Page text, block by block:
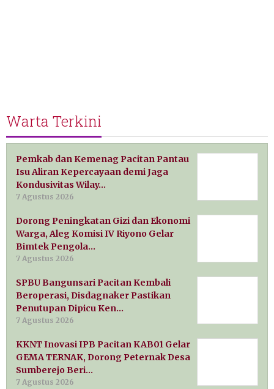
Warta Terkini
Pemkab dan Kemenag Pacitan Pantau
Isu Aliran Kepercayaan demi Jaga
Kondusivitas Wilay…
7 Agustus 2026
Dorong Peningkatan Gizi dan Ekonomi
Warga, Aleg Komisi IV Riyono Gelar
Bimtek Pengola…
7 Agustus 2026
SPBU Bangunsari Pacitan Kembali
Beroperasi, Disdagnaker Pastikan
Penutupan Dipicu Ken…
7 Agustus 2026
KKNT Inovasi IPB Pacitan KAB01 Gelar
GEMA TERNAK, Dorong Peternak Desa
Sumberejo Beri…
7 Agustus 2026